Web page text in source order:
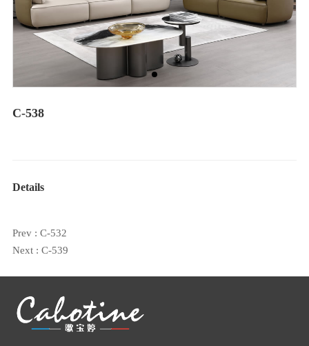
C-538
Details
Prev : C-532
Next : C-539